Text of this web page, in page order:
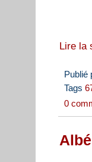
Lire la
Publié
Tags
0